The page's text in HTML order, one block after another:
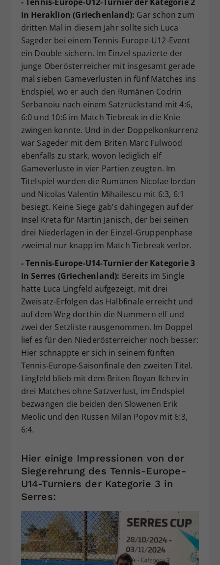
in Heraklion (Griechenland): Gar schon zum
dritten Mal in diesem Jahr sollte sich Luca
Sageder bei einem Tennis-Europe-U12-Event
ein Double sichern. Im Einzel spazierte der
junge Oberösterreicher mit insgesamt gerade
mal sieben Gameverlusten in fünf Matches ins
Endspiel, wo er auch den Rumänen Codrin
Serbanoiu nach einem Satzrückstand mit 4:6,
6:0 und 10:6 im Match Tiebreak in die Knie
zwingen konnte. Und in der Doppelkonkurrenz
war Sageder mit dem Briten Marc Fulwood
ebenfalls zu stark, wovon lediglich elf
Gameverluste in vier Partien zeugten. Im
Titelspiel wurden die Rumänen Nicolae Iordan
und Nicolas Valentin Mihailescu mit 6:3, 6:1
besiegt. Keine Siege gab’s dahingegen auf der
Insel Kreta für Martin Janisch, der bei seinen
drei Niederlagen in der Einzel-Gruppenphase
zweimal nur knapp im Match Tiebreak verlor.
- Tennis-Europe-U14-Turnier der Kategorie 3
in Serres (Griechenland): Bereits im Single
hatte Luca Lingfeld aufgezeigt, mit drei
Zweisatz-Erfolgen das Halbfinale erreicht und
auf dem Weg dorthin die Nummern elf und
zwei der Setzliste rausgenommen. Im Doppel
lief es für den Niederösterreicher noch besser:
Hier schnappte er sich in seinem fünften
Tennis-Europe-Saisonfinale den zweiten Titel.
Lingfeld blieb mit dem Briten Boyan Ilchev in
drei Matches ohne Satzverlust, im Endspiel
bezwangen die beiden den Slowenen Erik
Meolic und den Russen Milan Popov mit 6:3,
6:4.
Hier einige Impressionen von der
Siegerehrung des Tennis-Europe-
U14-Turniers der Kategorie 3 in
Serres: